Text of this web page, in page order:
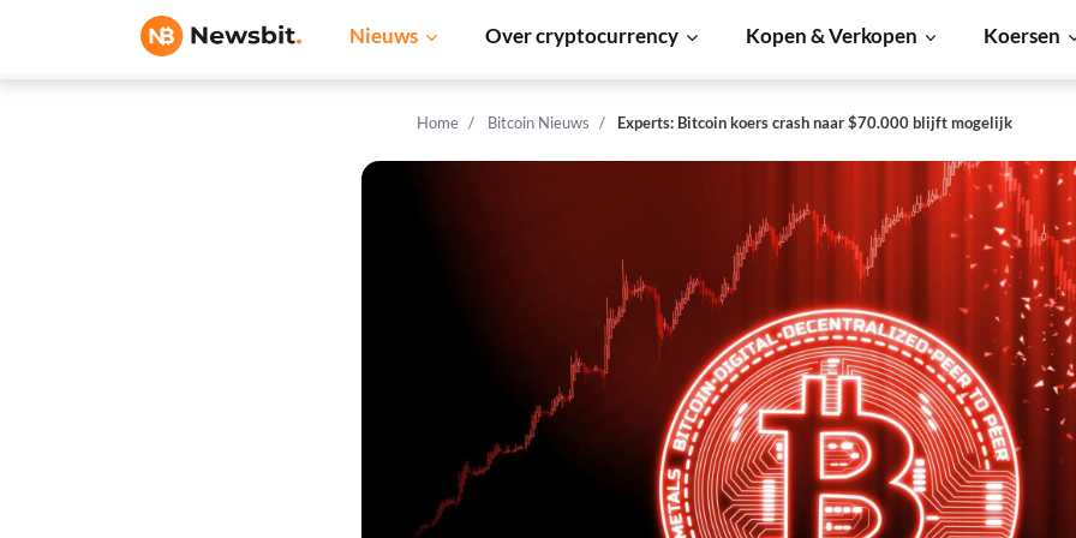
Nieuws Over cryptocurrency Kopen & Verkopen Koersen
Home Bitcoin Nieuws Experts: Bitcoin koers crash naar $70.000 blijft mogelijk